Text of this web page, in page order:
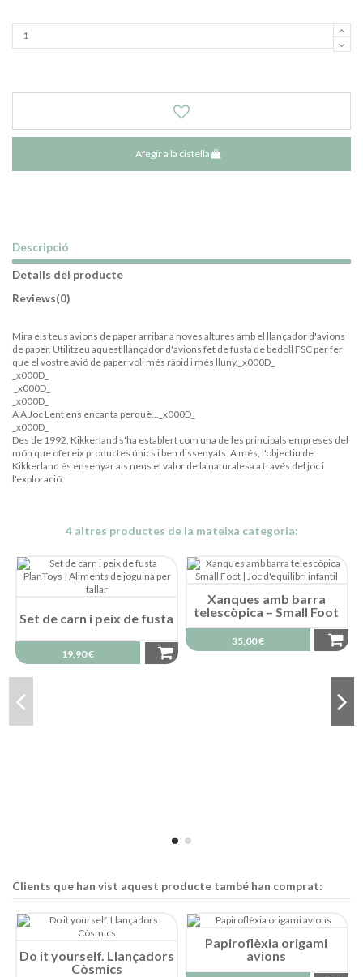
Afegir a la cistella
Descripció
Detalls del producte
Reviews(0)
Mira els teus avions de paper arribar a noves altures amb el llançador d'avions
de paper. Utilitzeu aquest llançador d'avions fet de fusta de bedoll FSC per fer
que el vostre avió de paper voli més ràpid i més lluny._x000D_
_x000D_
_x000D_
_x000D_
A A Joc Lent ens encanta perquè..._x000D_
_x000D_
Des de 1992, Kikkerland s'ha establert com una de les principals empreses del
món que ofereix productes únics i ben dissenyats. A més, l'objectiu de
Kikkerland és ensenyar als nens el valor de la naturalesa a través del joc i
l'exploració.
4 altres productes de la mateixa categoria:
Set de carn i peix de fusta
19,90 €
Xanques amb barra
telescòpica – Small Foot
35,00 €
Clients que han vist aquest producte també han comprat:
Do it yourself. Llançadors
Còsmics
Papiroflèxia origami
avions